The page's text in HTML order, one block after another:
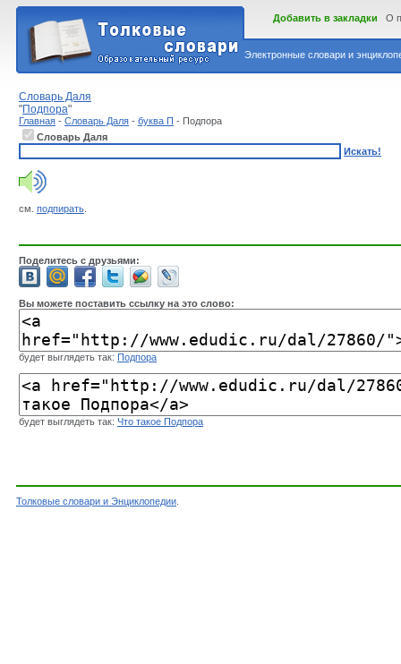
Электронные словари и
Добавить в закладки О
Словарь Даля
"Подпора"
Главная - Словарь Даля - буква П - Подпора
Словарь Даля
Искать!
см. подпирать
Поделитесь с друзьями:
Вы можете поставить ссылку на это слово:
будет выглядеть так: Подпора
будет выглядеть так: Что такое Подпора
Толковые словари и Энциклопедии